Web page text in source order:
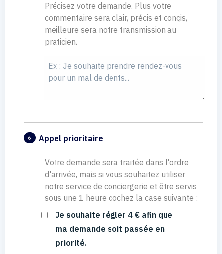
Précisez votre demande. Plus votre
commentaire sera clair, précis et conçis,
meilleure sera notre transmission au
praticien.
6 Appel prioritaire
Votre demande sera traitée dans l'ordre
d'arrivée, mais si vous souhaitez utiliser
notre service de conciergerie et être servis
sous une 1 heure cochez la case suivante :
Je souhaite régler 4 € afin que
ma demande soit passée en
priorité.